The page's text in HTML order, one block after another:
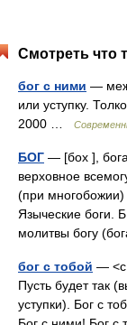
Смотреть что
бог с ними —
или уступку.
2000 …
БОГ — [бох ],
верховное
(при многобожии)
Языческие боги.
молитвы богу
бог с тобой — <с
Пусть будет так
уступки). Бог с